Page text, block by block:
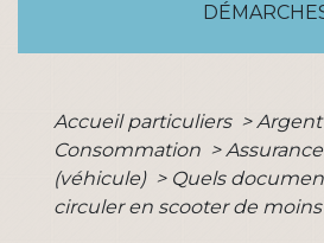
Accueil particuliers >
Consommation >
(véhicule) > Quels
circuler en scooter de